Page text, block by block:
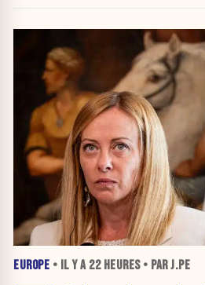
EUROPE • IL Y A 22 HEURES• PAR J.PE